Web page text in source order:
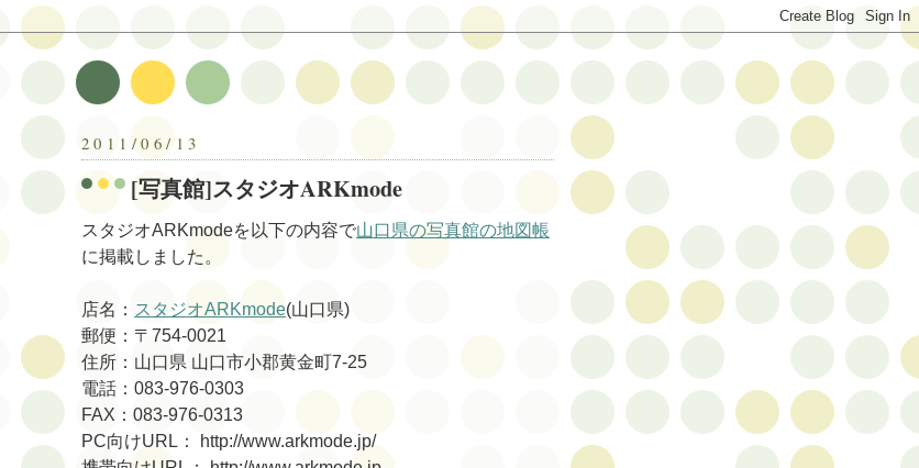
2011/06/13
[写真館]スタジオARKmode
スタジオARKmodeを以下の内容で山口県の写真館の地図帳
に掲載しました。
店名： スタジオARKmode(山口県)
郵便：〒754-0021
住所：山口県 山口市小郡黄金町7-25
電話：083-976-0303
FAX：083-976-0313
PC向けURL： http://www.arkmode.jp/